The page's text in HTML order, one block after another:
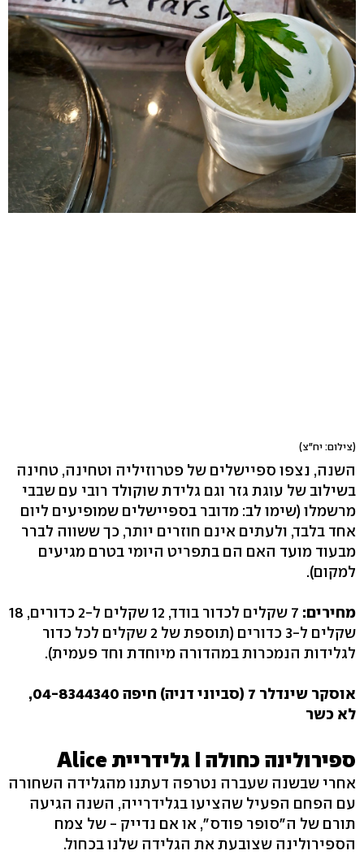
(צילום: יח"צ)
השנה, נצפו ספיישלים של פטרוזיליה וטחינה, טחינה
בשילוב של עוגת גזר וגם גלידת שוקולד רובי עם שבבי
מרשמלו (שימו לב: מדובר בספיישלים שמופיעים ליום
אחד בלבד, ולעתים אינם חוזרים יותר, כך ששווה לברר
מבעוד מועד האם הם בתפריט היומי בטרם מגיעים
למקום).
מחירים:
7 שקלים לכדור בודד, 12 שקלים ל-2 כדורים, 18
שקלים ל-3 כדורים (תוספת של 2 שקלים לכל כדור
לגלידות הנמכרות במהדורה מיוחדת וחד פעמית).
אוסקר שינדלר 7 (סביוני דניה) חיפה 04-8344340,
לא כשר
ספירולינה כחולה I גלידריית Alice
אחרי שבשנה שעברה נטרפה דעתנו מהגלידה השחורה
עם הפחם הפעיל שהציעו בגלידרייה, השנה הגיעה
תורם של ה"סופר פודס", או אם נדייק - של צמח
הספירולינה שצובעת את הגלידה שלנו בכחול.